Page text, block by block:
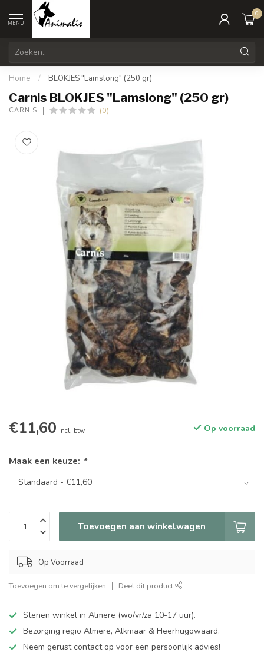
MENU
0
Home / BLOKJES "Lamslong" (250 gr)
Carnis BLOKJES "Lamslong" (250 gr)
CARNIS (0)
€11,60 Incl. btw Op voorraad
Maak een keuze: *
Toevoegen aan winkelwagen
Op Voorraad
Toevoegen om te vergelijken Deel dit product
Stenen winkel in Almere (wo/vr/za 10-17 uur).
Bezorging regio Almere, Alkmaar & Heerhugowaard.
Neem gerust contact op voor een persoonlijk advies!